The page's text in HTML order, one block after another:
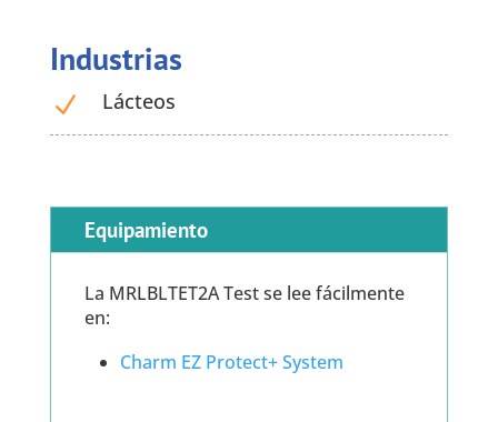
Industrias
N Lácteos
Equipamiento
La MRLBLTET2A Test se lee fácilmente
en:
Charm EZ Protect+ System